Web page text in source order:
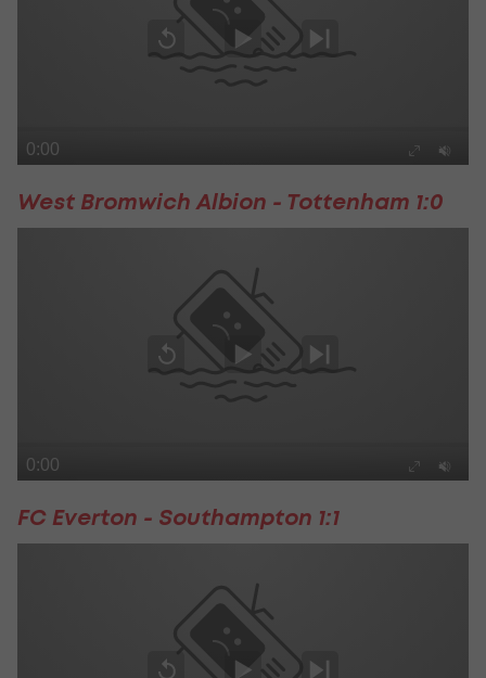
West Bromwich Albion - Tottenham 1:0
FC Everton - Southampton 1:1